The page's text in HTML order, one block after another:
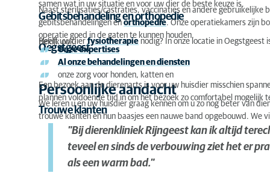
samen wat in uw situatie en voor uw dier de beste keuze is.
Gebitsbehandeling en orthopedie
Naast sterilisaties/castraties, vaccinaties en andere gebruikelijke
gebitsbehandelingen en orthopedie. Onze operatiekamers zijn
operatie goed in de gaten te kunnen houden.
Oegstgeest
Heeft uw dierfysiotherapie nodig? In onze locatie in Oegstgeest
Bekijk ook:
Onze expertises
Al onze behandelingen en diensten
onze zorg voor honden, katten en
Persoonlijke aandacht
Een bezoek aan de dierenarts is voor uw huisdier misschien
plannen voldoende tijd in om het bezoek zo comfortabel mogelijk
Trouwe klanten
We leren u en uw huisdier graag kennen om u zo nog beter van
trouwe klanten en hun baasjes een nauwe band opgebouwd. We
"Bij dierenkliniek Rijngeest kan ik altijd
teveel en sinds de verbouwing ziet het er
als een warm bad."